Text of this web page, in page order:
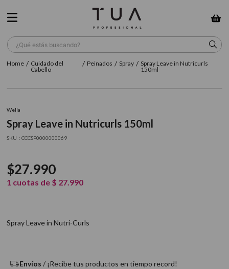
¿Qué estás buscando?
Cuidado del
Cabello
Peinados Spray
Spray Leave in Nutricurls
150ml
Wella
Spray Leave in Nutricurls 150ml
: CCCSP0000000069
$27.990
1 cuotas de $ 27.990
Spray Leave in Nutri-Curls
Envíos / ¡Recibe tus productos en tiempo record!
TÉRMINOS MÁS BUSCADOS
3. farmavita
5. cepillo
6. gama